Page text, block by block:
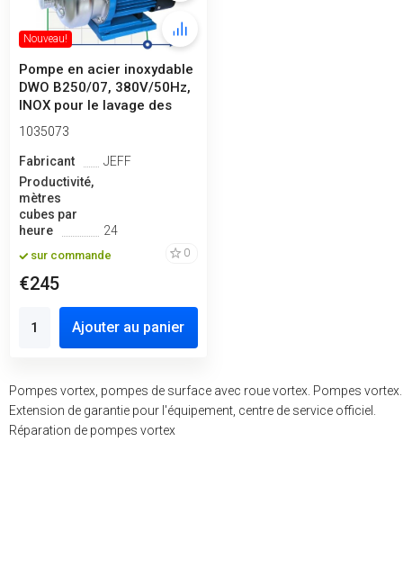
Nouveau!
Pompe en acier inoxydable
DWO B250/07, 380V/50Hz,
INOX pour le lavage des
fru...
1035073
Fabricant
JEFF
Productivité,
mètres
cubes par
heure
24
sur commande 0
€245
Ajouter au panier
Pompes vortex, pompes de surface avec roue vortex. Pompes vortex.
Extension de garantie pour l'équipement, centre de service officiel.
Réparation de pompes vortex